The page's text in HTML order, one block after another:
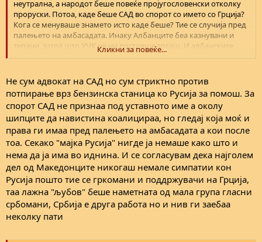
неутрална, а народот беше повеќе пројугословенски отколку
проруски. Потоа, каде беше САД во спорот со името со Грција?
Кога се менуваше знамето исто каде беше? Тие се случија пред
палењето на амбасадата. Инаку Албанците беа казнувани и
тепани, затоа што УЧК не ни постоеше тогаш. И албанските
партии си постоеја и коалицираа со македонските. Доста долго
Кликни за повеќе...
Не сум адвокат на САД но сум стриктно против
потпирање врз бензинска станица ко Русија за помош. За
спорот САД не признаа под уставното име а околу
шипците да навистина коалицираа, но гледај која моќ и
права ги имаа пред палењето на амбасадата а кои после
тоа. Секако "мајка Русија" нигде ја немаше како што и
нема да ја има во иднина. И се согласувам дека најголем
дел од Македонците никогаш немале симпатии кон
Русија пошто тие се гркомани и поддржувачи на Грција,
таа лажна "љубов" беше наметната од мала група гласни
србомани, Србија е друга работа но и нив ги заебаа
неколку пати